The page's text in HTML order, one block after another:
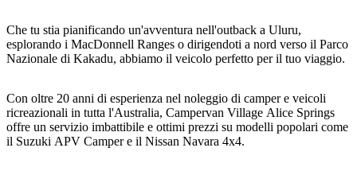
Cerca:
Sign
Che tu stia pianificando un'avventura nell'outback a Uluru,
esplorando i MacDonnell Ranges o dirigendoti a nord verso il Parco
Nazionale di Kakadu, abbiamo il veicolo perfetto per il tuo viaggio.
Con oltre 20 anni di esperienza nel noleggio di camper e veicoli
ricreazionali in tutta l'Australia, Campervan Village Alice Springs
offre un servizio imbattibile e ottimi prezzi su modelli popolari come
il Suzuki APV Camper e il Nissan Navara 4x4.